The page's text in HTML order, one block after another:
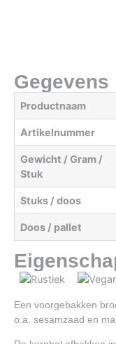
Gegevens
Productnaam
Artikelnummer
Gewicht / Gram /
Stuk
Stuks / doos
Doos / pallet
Een voorgebakken
o.a. sesamzaad en